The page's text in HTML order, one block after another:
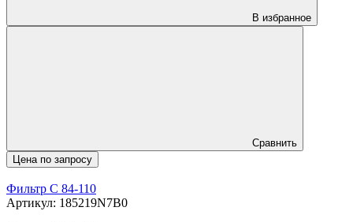
В избранное
Сравнить
Цена по запросу
Фильтр C 84-110
Артикул: 185219N7B0